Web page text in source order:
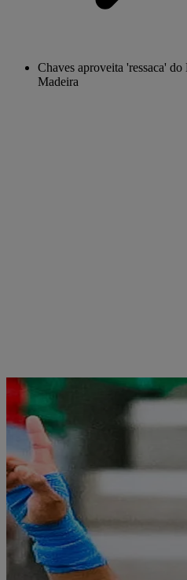
Chaves aproveita 'ressaca'
Madeira